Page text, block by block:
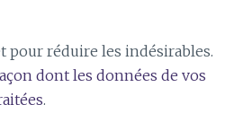
pour réduire les indésirables.
dont les données de vos
.